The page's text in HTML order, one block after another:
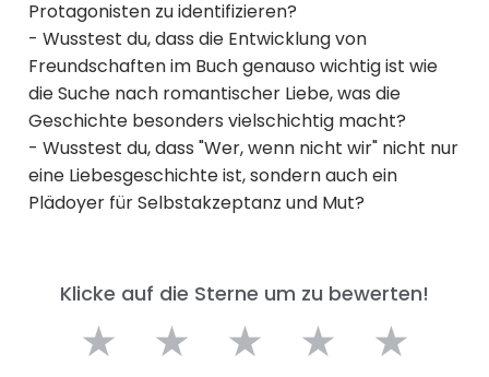
Protagonisten zu identifizieren?
- Wusstest du, dass die Entwicklung von
Freundschaften im Buch genauso wichtig ist wie
die Suche nach romantischer Liebe, was die
Geschichte besonders vielschichtig macht?
- Wusstest du, dass "Wer, wenn nicht wir" nicht nur
eine Liebesgeschichte ist, sondern auch ein
Plädoyer für Selbstakzeptanz und Mut?
Klicke auf die Sterne um zu bewerten!
★ ★ ★ ★ ★